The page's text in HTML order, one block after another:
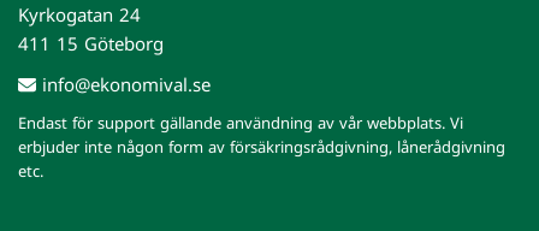
Kyrkogatan 24
411 15 Göteborg
info@ekonomival.se
Endast för support gällande användning av vår webbplats. Vi
erbjuder inte någon form av försäkringsrådgivning, lånerådgivning
etc.